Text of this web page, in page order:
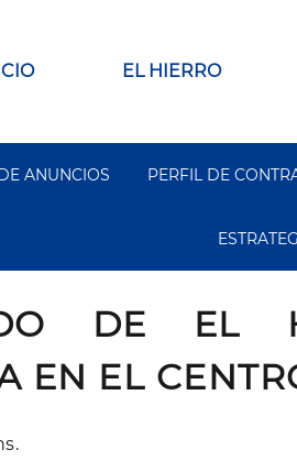
EL HIERRO
ANUNCIOS PERFIL DE
DE EL
EN EL